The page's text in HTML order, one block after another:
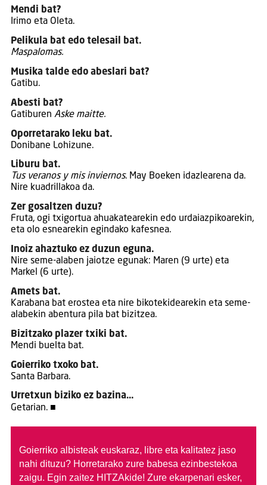
Mendi bat?
Irimo eta Oleta.
Pelikula bat edo telesail bat.
Maspalomas.
Musika talde edo abeslari bat?
Gatibu.
Abesti bat?
Gatiburen Aske maitte.
Oporretarako leku bat.
Donibane Lohizune.
Liburu bat.
Tus veranos y mis inviernos. May Boeken idazlearena da.
Nire kuadrillakoa da.
Zer gosaltzen duzu?
Fruta, ogi txigortua ahuakatearekin edo urdaiazpikoarekin,
eta olo esnearekin egindako kafesnea.
Inoiz ahaztuko ez duzun eguna.
Nire seme-alaben jaiotze egunak: Maren (9 urte) eta
Markel (6 urte).
Amets bat.
Karabana bat erostea eta nire bikotekidearekin eta seme-
alabekin abentura pila bat bizitzea.
Bizitzako plazer txiki bat.
Mendi buelta bat.
Goierriko txoko bat.
Santa Barbara.
Urretxun biziko ez bazina…
Getarian. ■
Goierriko albisteak euskaraz, libre eta kalitatez jaso
nahi dituzu? Horretarako zure babesa ezinbestekoa
zaigu. Egin zaitez HITZAkide! Zure ekarpenari esker,